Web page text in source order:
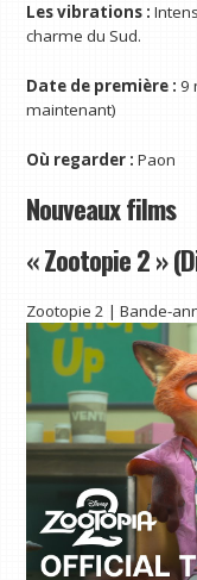
Les vibrations :
charme du Sud.
Date de première : 9
maintenant)
Où regarder : Paon
Nouveaux films
« Zootopie 2 »
Zootopie 2 | Bande-